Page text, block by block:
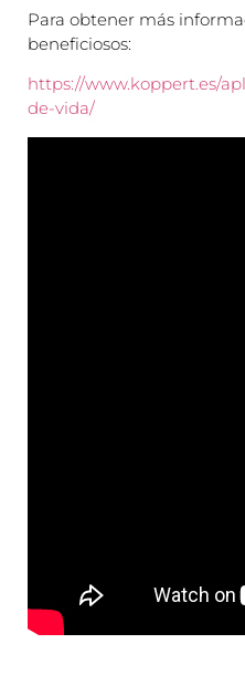
Para obtener más
beneficiosos:
https://www.koppert.es/
de-vida/